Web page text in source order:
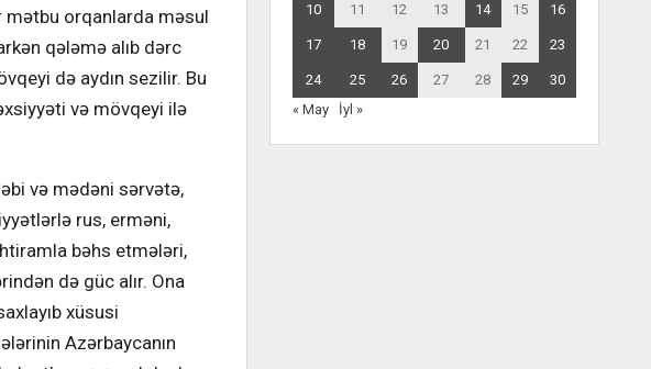
mətbu orqanlarda məsul
qələmə alıb dərc
də aydın sezilir. Bu
və mövqeyi ilə
və mədəni sərvətə,
rus, erməni,
bəhs etmələri,
də güc alır. Ona
xüsusi
Azərbaycanın
10 11 12 13 14 15 16
17 18 19 20 21 22 23
24 25 26 27 28 29
30
« May
İyl »